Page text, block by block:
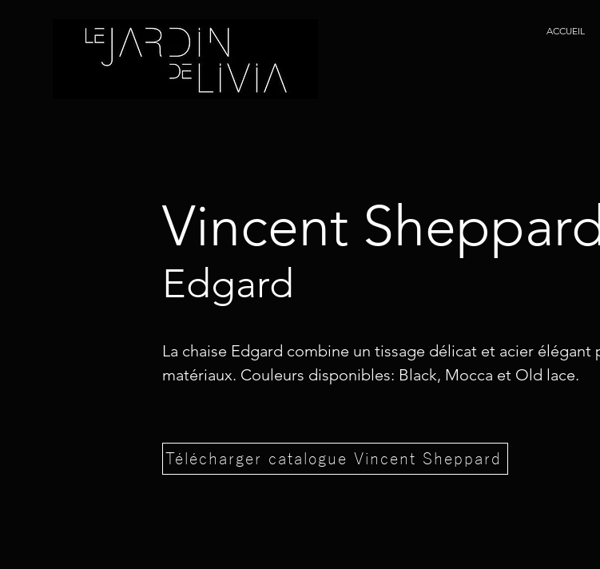
ACCUEIL
Vincent
Edgard
La chaise Edgard combine un tissage délicat et acier
matériaux. Couleurs disponibles: Black, Mocca et Old lace.
Télécharger catalogue Vincent Sheppard